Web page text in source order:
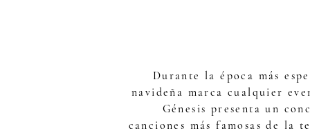
Durante la época más
navideña marca cualquier
Génesis presenta un
canciones más famosas de la